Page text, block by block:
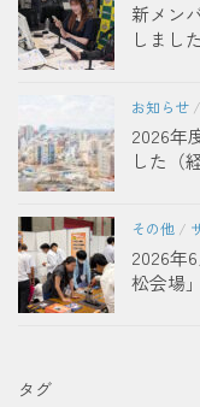
新メン
しまし
お知らせ /
2026年
した（
その他 /
2026年
松会場
タグ